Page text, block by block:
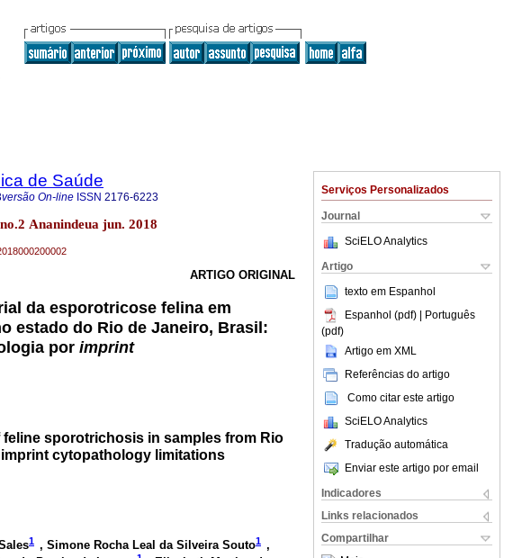
Serviços Personalizados
Journal
SciELO Analytics
Artigo
texto em Espanhol
Espanhol (pdf) | Português
(pdf)
Artigo em XML
Referências do artigo
Como citar este artigo
SciELO Analytics
Tradução automática
Enviar este artigo por email
Indicadores
Links relacionados
Compartilhar
de Saúde
versão On-line ISSN 2176-6223
Ananindeua jun. 2018
ARTIGO ORIGINAL
da esporotricose felina em
estado do Rio de Janeiro, Brasil:
por imprint
sporotrichosis in samples from Rio
cytopathology limitations
1 , Simone Rocha Leal da Silveira Souto1 ,